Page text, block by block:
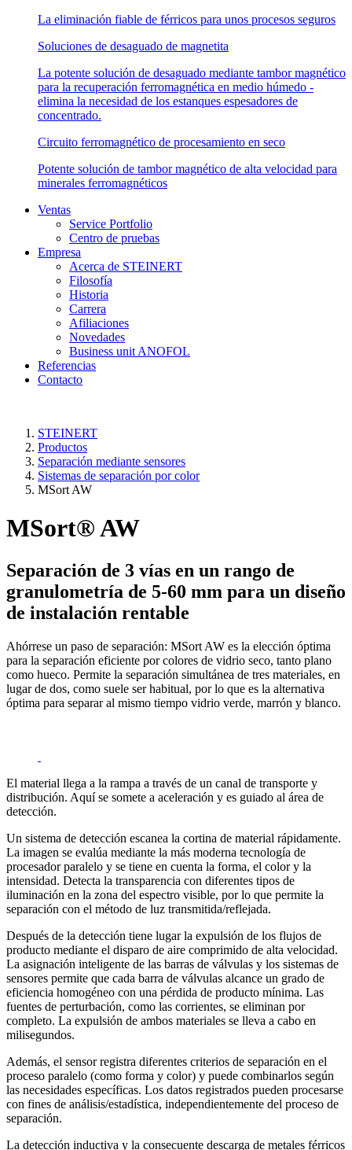
La eliminación fiable de férricos para unos procesos seguros
Soluciones de desaguado de magnetita
La potente solución de desaguado mediante tambor magnético
para la recuperación ferromagnética en medio húmedo -
elimina la necesidad de los estanques espesadores de
concentrado.
Circuito ferromagnético de procesamiento en seco
Potente solución de tambor magnético de alta velocidad para
minerales ferromagnéticos
Ventas
Service Portfolio
Centro de pruebas
Empresa
Acerca de STEINERT
Filosofía
Historia
Carrera
Afiliaciones
Novedades
Business unit ANOFOL
Referencias
Contacto
STEINERT
Productos
Separación mediante sensores
Sistemas de separación por color
MSort AW
MSort® AW
Separación de 3 vías en un rango de
granulometría de 5-60 mm para un diseño
de instalación rentable
Ahórrese un paso de separación: MSort AW es la elección óptima
para la separación eficiente por colores de vidrio seco, tanto plano
como hueco. Permite la separación simultánea de tres materiales, en
lugar de dos, como suele ser habitual, por lo que es la alternativa
óptima para separar al mismo tiempo vidrio verde, marrón y blanco.
El material llega a la rampa a través de un canal de transporte y
distribución. Aquí se somete a aceleración y es guiado al área de
detección.
Un sistema de detección escanea la cortina de material rápidamente.
La imagen se evalúa mediante la más moderna tecnología de
procesador paralelo y se tiene en cuenta la forma, el color y la
intensidad. Detecta la transparencia con diferentes tipos de
iluminación en la zona del espectro visible, por lo que permite la
separación con el método de luz transmitida/reflejada.
Después de la detección tiene lugar la expulsión de los flujos de
producto mediante el disparo de aire comprimido de alta velocidad.
La asignación inteligente de las barras de válvulas y los sistemas de
sensores permite que cada barra de válvulas alcance un grado de
eficiencia homogéneo con una pérdida de producto mínima. Las
fuentes de perturbación, como las corrientes, se eliminan por
completo. La expulsión de ambos materiales se lleva a cabo en
milisegundos.
Además, el sensor registra diferentes criterios de separación en el
proceso paralelo (como forma y color) y puede combinarlos según
las necesidades específicas. Los datos registrados pueden procesarse
con fines de análisis/estadística, independientemente del proceso de
separación.
La detección inductiva y la consecuente descarga de metales férricos